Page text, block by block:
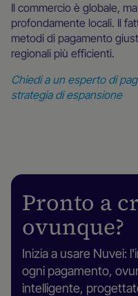
Il commercio è globale,
profondamente locali. Il
metodi di pagamento
regionali più efficienti.
Chiedi a un esperto di
strategia di espansione
Pronto a
ovunque?
Inizia a usare Nuvei:
ogni pagamento,
intelligente,